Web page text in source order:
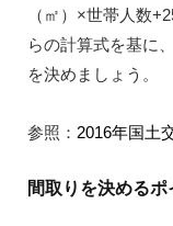
（㎡）×世帯人数
らの計算式を基に
を決めましょう。
参照： 2016年国土
間取りを決めるポ